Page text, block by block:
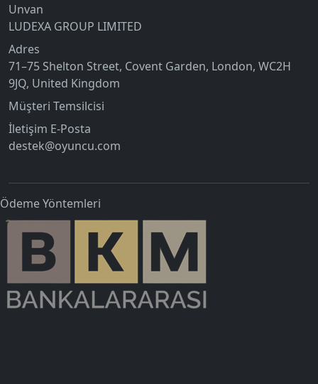
Unvan
LUDEXA GROUP LIMITED
Adres
71–75 Shelton Street, Covent Garden, London, WC2H
9JQ, United Kingdom
Müşteri Temsilcisi
İletişim E-Posta
destek@oyuncu.com
Ödeme Yöntemleri